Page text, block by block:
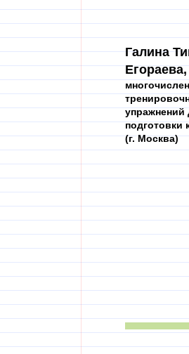
Галина
Егораева,
упражнений
подготовки
(г. Москва)